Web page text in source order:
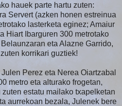
hauek parte hartu zuten:
Servert (azken honen estreinua
lasterketa eginez; Amaiur
Hiart Ibarguren 300 metrotako
eta Alazne Garrido,
korrikari guztiek!
Perez eta Nerea Oiartzabal
metro eta alturako frogetan,
estatu mailako txapelketan
aurrekoan bezala, Julenek bere